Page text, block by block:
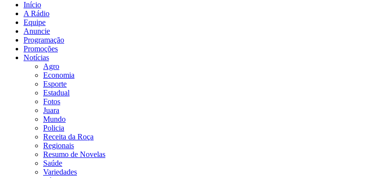
Início
A Rádio
Equipe
Anuncie
Programação
Promoções
Notícias
Agro
Economia
Esporte
Estadual
Fotos
Juara
Mundo
Policia
Receita da Roça
Regionais
Resumo de Novelas
Saúde
Variedades